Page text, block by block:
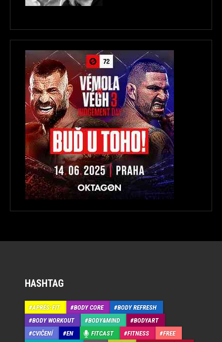
HASHTAG
APRÉS-FIT BODY CORE
BODY REFRESH
BODY WORKOUT
BODY&MIND
BODYART
CVIČENÍ
EN FITCAST FITNESS
FREE